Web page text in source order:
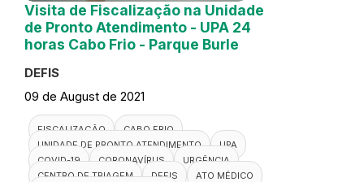
Visita de Fiscalização na Unidade
de Pronto Atendimento - UPA 24
horas Cabo Frio - Parque Burle
DEFIS
09 de August de 2021
FISCALIZAÇÃO
CABO FRIO
UNIDADE DE PRONTO ATENDIMENTO
UPA
COVID-19
CORONAVÍRUS
URGÊNCIA
CENTRO DE TRIAGEM
DEFIS
ATO MÉDICO